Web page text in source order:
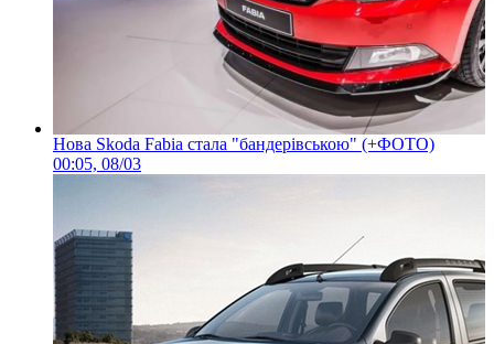
Нова Skoda Fabia стала "бандерівською" (+ФОТО)
00:05, 08/03